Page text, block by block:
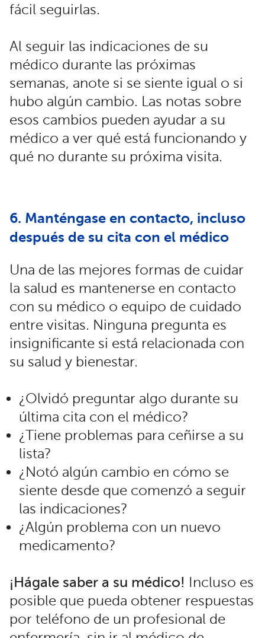
fácil seguirlas.
Al seguir las indicaciones de su
médico durante las próximas
semanas, anote si se siente igual o si
hubo algún cambio. Las notas sobre
esos cambios pueden ayudar a su
médico a ver qué está funcionando y
qué no durante su próxima visita.
6. Manténgase en contacto, incluso
después de su cita con el médico
Una de las mejores formas de cuidar
la salud es mantenerse en contacto
con su médico o equipo de cuidado
entre visitas. Ninguna pregunta es
insignificante si está relacionada con
su salud y bienestar.
¿Olvidó preguntar algo durante su
última cita con el médico?
¿Tiene problemas para ceñirse a su
lista?
¿Notó algún cambio en cómo se
siente desde que comenzó a seguir
las indicaciones?
¿Algún problema con un nuevo
medicamento?
¡Hágale saber a su médico!
Incluso es
posible que pueda obtener respuestas
por teléfono de un profesional de